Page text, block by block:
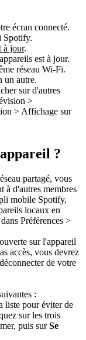
écran connecté.
Spotify.
à jour.
est à jour.
réseau Wi-Fi.
un autre.
sur d'autres
>
> Affichage sur
?
partagé, vous
à d'autres membres
mobile Spotify,
locaux en
dans Préférences >
sur l'appareil
accès, vous devrez
de votre
:
liste pour éviter de
sur les trois
puis surSe